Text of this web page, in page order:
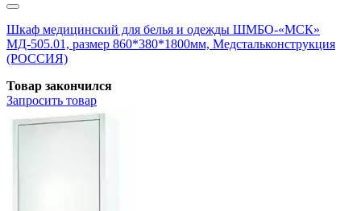
Шкаф медицинский для белья и одежды ШМБО-«МСК»
МД-505.01, размер 860*380*1800мм, Медстальконструкция
(РОССИЯ)
Товар закончился
Запросить товар